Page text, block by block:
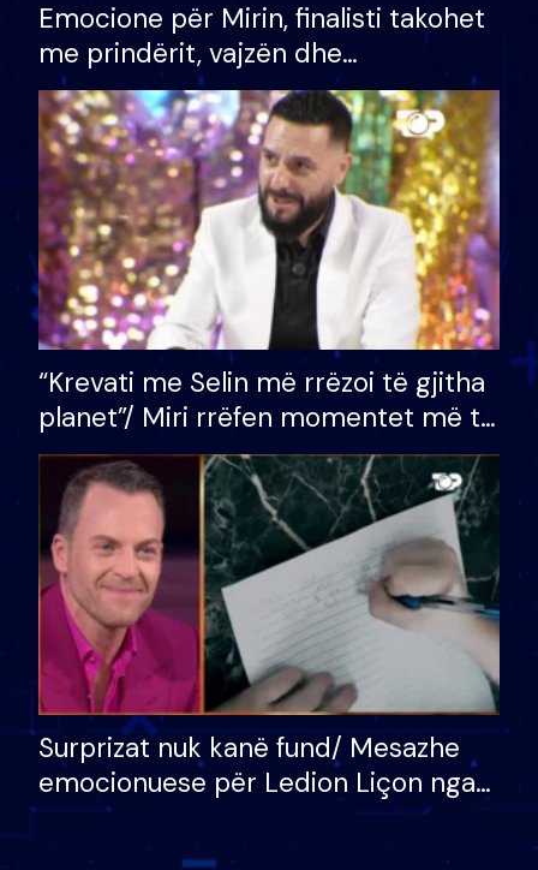
Emocione për Mirin, finalisti takohet
me prindërit, vajzën dhe
bashkëshorten: S’kemi ndonjë letër
divorci apo jo?
“Krevati me Selin më rrëzoi të gjitha
planet”/ Miri rrëfen momentet më të
bukura në shtëpinë e BB VIP: Do më
mungojë zilja e mëngjesit kur…
Surprizat nuk kanë fund/ Mesazhe
emocionuese për Ledion Liçon nga
nëna dhe fëmijët e tij, moderatori
nuk i mban dot lotët: Nuk meritoj…